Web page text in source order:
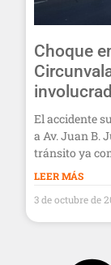
Choque
El accidente
a Av. Juan B.
tránsito ya
LEER MÁS
3 de octubre de